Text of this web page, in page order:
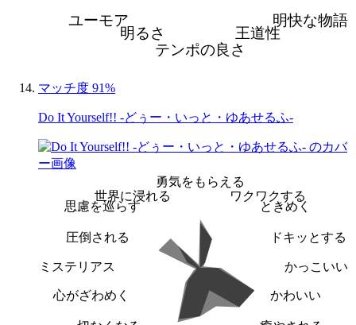
明快な物語
王道性
テンポの良さ
明るさ
ユーモア
マッチ度 91%
Do It Yourself!! -どぅー・いっと・ゆあせるふ-
勇気をもらえる
ワクワクする
ときめく
ドキッとする
かっこいい
かわいい
心がざわめく
ミステリアス
圧倒される
思慮を巡らす
世界に浸れる